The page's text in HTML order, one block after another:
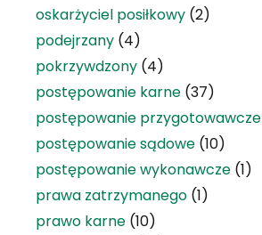
oskarżyciel posiłkowy (2)
podejrzany (4)
pokrzywdzony (4)
postępowanie karne (37)
postępowanie przygotowawcze
postępowanie sądowe (10)
postępowanie wykonawcze (1)
prawa zatrzymanego (1)
prawo karne (10)